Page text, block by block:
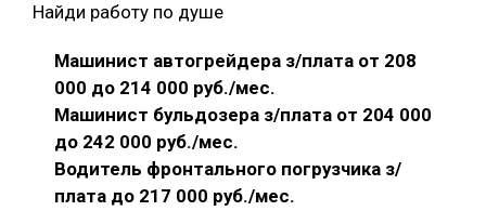
Найди работу по душе
Машинист автогрейдера з/плата от 208
000 до 214 000 руб./мес.
Машинист бульдозера з/плата от 204 000
до 242 000 руб./мес.
Водитель фронтального погрузчика з/
плата до 217 000 руб./мес.